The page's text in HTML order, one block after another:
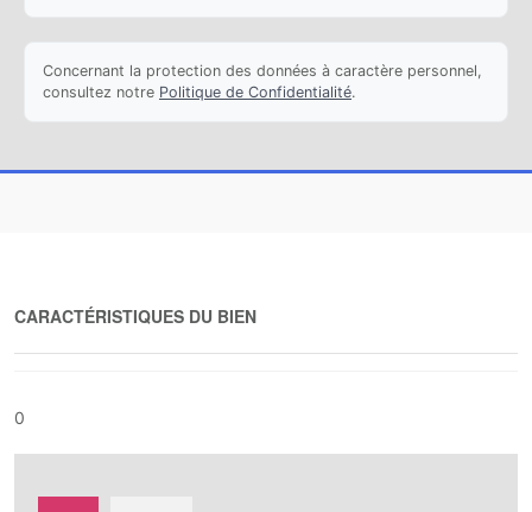
Concernant la protection des données à caractère personnel,
consultez notre Politique de Confidentialité.
CARACTÉRISTIQUES DU BIEN
0